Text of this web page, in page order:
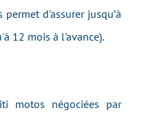
d'assurer jusqu’à
12 mois à l'avance).
motos négociées par